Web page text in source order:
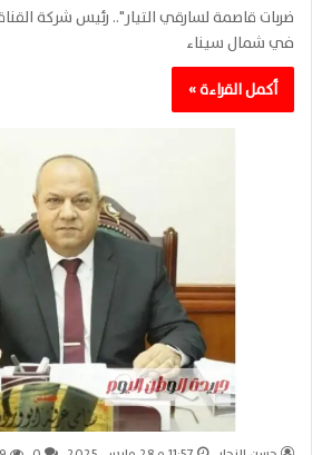
ضربات قاصمة لسارقي التيار".. رئيس شركة
في شمال سيناء
أكمل القراءة »